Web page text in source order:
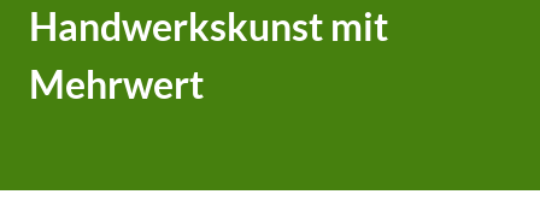
Handwerkskunst mit
Mehrwert